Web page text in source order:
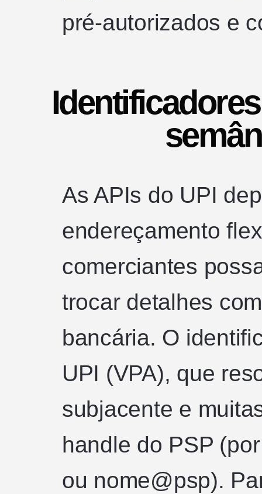
pré-autorizados e
As APIs do UPI
endereçamento
comerciantes
trocar detalhes
bancária. O
UPI (VPA), que
subjacente e
handle do PSP
ou nome@psp).